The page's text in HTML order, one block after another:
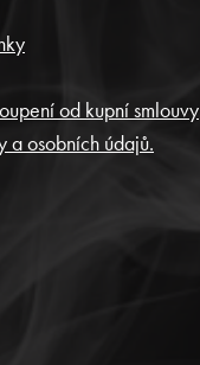
od kupní smlouvy
a osobních údajů.